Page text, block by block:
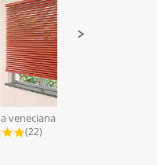
4.9 star rating
(22)